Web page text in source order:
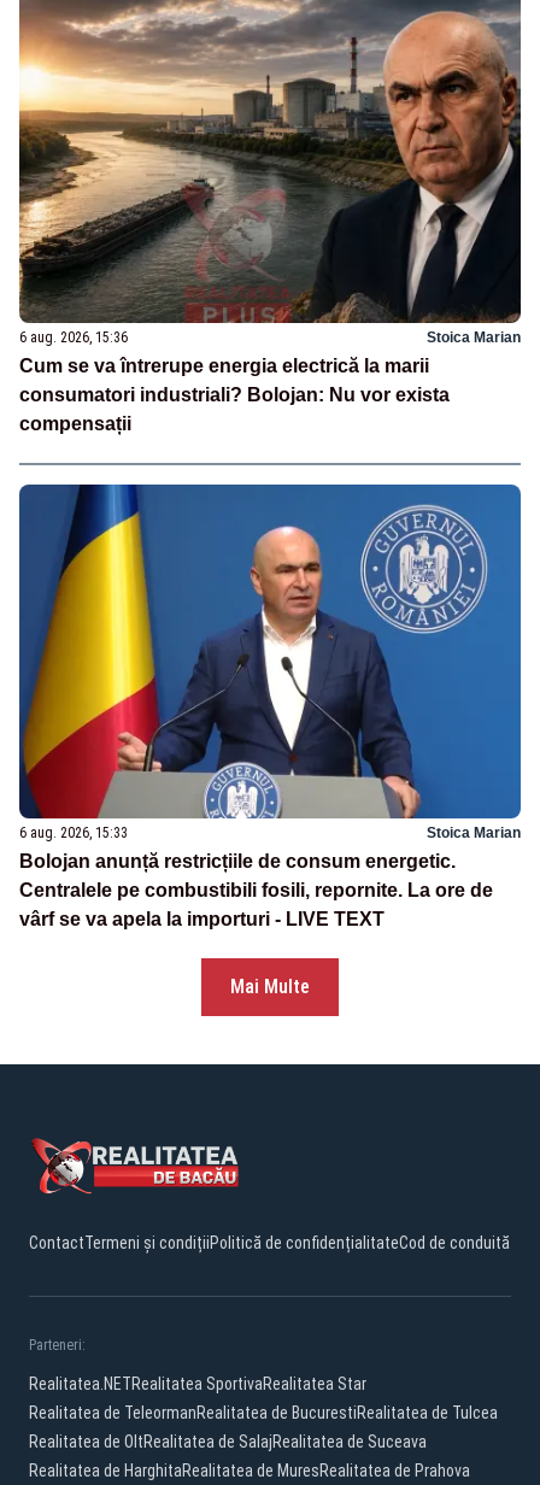
6 aug. 2026, 15:36 Stoica Marian
Cum se va întrerupe energia electrică la marii
consumatori industriali? Bolojan: Nu vor exista
compensații
6 aug. 2026, 15:33 Stoica Marian
Bolojan anunță restricțiile de consum energetic.
Centralele pe combustibili fosili, repornite. La ore de
vârf se va apela la importuri - LIVE TEXT
Mai Multe
ContactTermeni și condițiiPolitică de confidențialitateCod de conduită
Parteneri:
Realitatea.NETRealitatea SportivaRealitatea Star
Realitatea de TeleormanRealitatea de BucurestiRealitatea de Tulcea
Realitatea de OltRealitatea de SalajRealitatea de Suceava
Realitatea de HarghitaRealitatea de MuresRealitatea de Prahova